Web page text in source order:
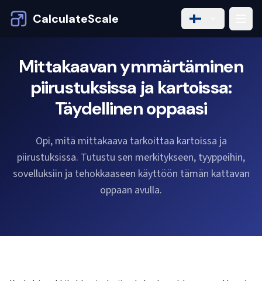
CalculateScale
Mittakaavan ymmärtäminen
piirustuksissa ja kartoissa:
Täydellinen oppaasi
Opi, mitä mittakaava tarkoittaa kartoissa ja
piirustuksissa. Tutustu sen merkitykseen, tyyppeihin,
sovelluksiin ja tehokkaaseen käyttöön tämän kattavan
oppaan avulla.